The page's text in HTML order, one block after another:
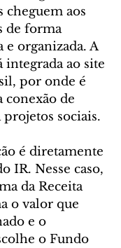
cheguem aos
de forma
e organizada. A
integrada ao site
por onde é
conexão de
sociais.
é diretamente
IR. Nesse caso,
da Receita
o valor que
e o
o Fundo